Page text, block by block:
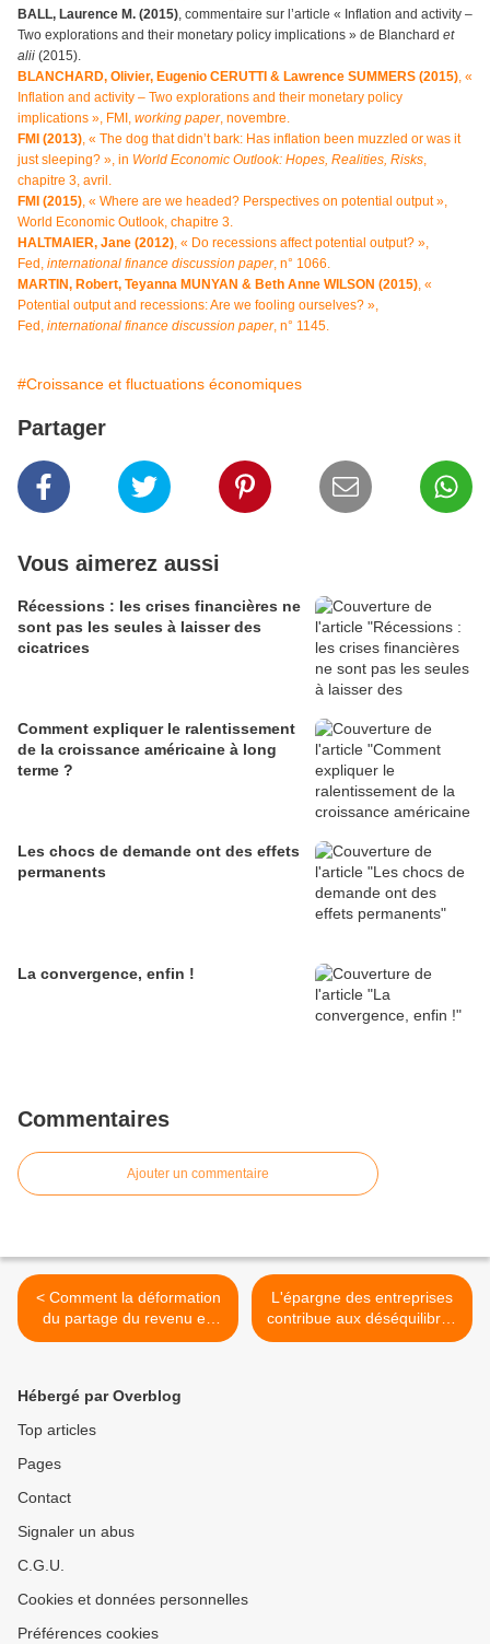
BALL, Laurence M. (2015), commentaire sur l’article « Inflation and activity –
Two explorations and their monetary policy implications » de Blanchard et
alii (2015).
BLANCHARD, Olivier, Eugenio CERUTTI & Lawrence SUMMERS (2015), «
Inflation and activity – Two explorations and their monetary policy
implications », FMI, working paper, novembre.
FMI (2013), « The dog that didn’t bark: Has inflation been muzzled or was it
just sleeping? », in World Economic Outlook: Hopes, Realities, Risks,
chapitre 3, avril.
FMI (2015), « Where are we headed? Perspectives on potential output »,
World Economic Outlook, chapitre 3.
HALTMAIER, Jane (2012), « Do recessions affect potential output? »,
Fed, international finance discussion paper, n° 1066.
MARTIN, Robert, Teyanna MUNYAN & Beth Anne WILSON (2015), «
Potential output and recessions: Are we fooling ourselves? »,
Fed, international finance discussion paper, n° 1145.
#Croissance et fluctuations économiques
Partager
Vous aimerez aussi
Récessions : les crises financières ne
sont pas les seules à laisser des
cicatrices
Comment expliquer le ralentissement
de la croissance américaine à long
terme ?
Les chocs de demande ont des effets
permanents
La convergence, enfin !
Commentaires
Ajouter un commentaire
< Comment la déformation
du partage du revenu en
faveur du capital accroît-
L'épargne des entreprises
contribue aux déséquilibres
mondiaux >
Hébergé par Overblog
Top articles
Pages
Contact
Signaler un abus
C.G.U.
Cookies et données personnelles
Préférences cookies